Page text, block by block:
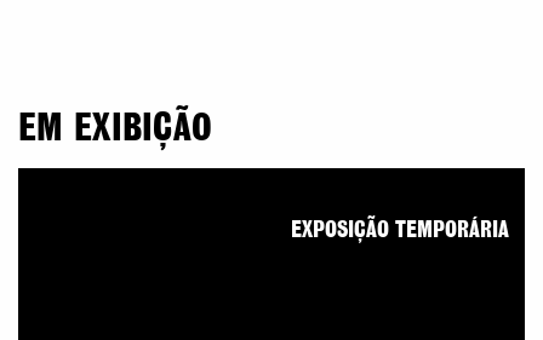
EM EXIBIÇÃO
EXPOSIÇÃO TEMPORÁRIA